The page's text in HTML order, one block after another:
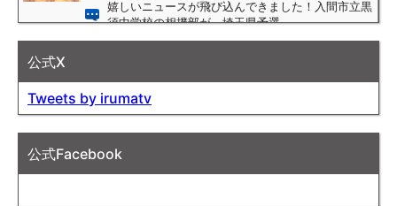
公式X
Tweets by irumatv
公式Facebook